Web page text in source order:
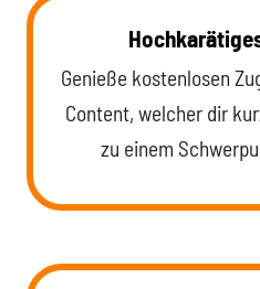
Genieße kostenlosen
Content, welcher dir
zu einem